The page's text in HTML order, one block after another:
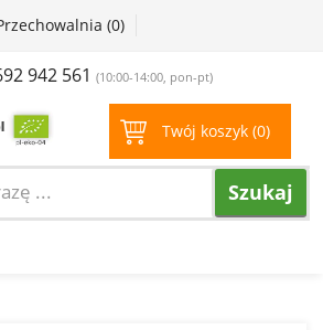
(0)
942 561 (10:00-14:00, pon-pt)
Twój koszyk (0)
Szukaj